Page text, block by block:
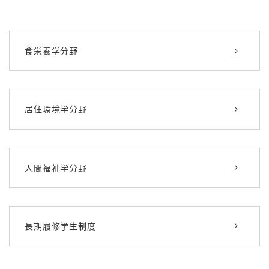
食栄養学分野
居住環境学分野
人間福祉学分野
長期履修学生制度